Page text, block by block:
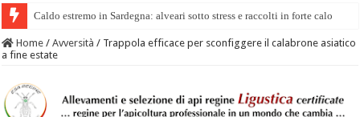
Caldo estremo in Sardegna: alveari sotto stress e raccolti in forte calo
Il miele italiano costa anche 10 volte di più di quello extra europeo
Home / Avversità / Trappola efficace per sconfiggere il calabrone asiatico
a fine estate